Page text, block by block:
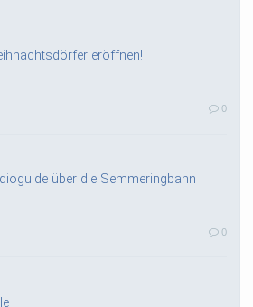
eröffnen!
0
über die Semmeringbahn
0